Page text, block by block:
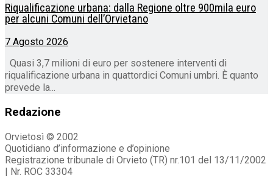
Riqualificazione urbana: dalla Regione oltre 900mila euro
per alcuni Comuni dell’Orvietano
7 Agosto 2026
Quasi 3,7 milioni di euro per sostenere interventi di
riqualificazione urbana in quattordici Comuni umbri. È quanto
prevede la...
Redazione
Orvietosì © 2002
Quotidiano d’informazione e d’opinione
Registrazione tribunale di Orvieto (TR) nr.101 del 13/11/2002
| Nr. ROC 33304